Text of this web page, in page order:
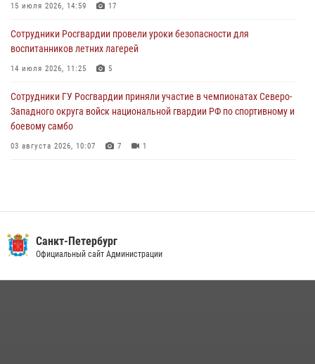
05 августа 2026, 12:25 2
Петербургские росгвардейцы обнаружили объявленный в розыск
автомобиль, ранее использовавшийся при совершении кражи в
Ленобласти
15 июля 2026, 14:59 17
Сотрудники Росгвардии провели уроки безопасности для
воспитанников летних лагерей
14 июля 2026, 11:25 5
Сотрудники ГУ Росгвардии приняли участие в чемпионатах Северо-
Западного округа войск национальной гвардии РФ по спортивному и
боевому самбо
03 августа 2026, 10:07 7 1
В Красногвардейском районе росгвардейцы задержали хулигана,
угрожавшего мужчине пневматическим пистолетом
Санкт-Петербург
Официальный сайт Администрации